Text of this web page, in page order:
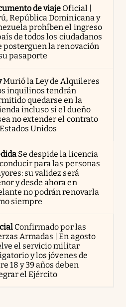
de viaje Oficial |
República Dominicana y
prohíben el ingreso
de todos los ciudadanos
posterguen la renovación
pasaporte
Murió la Ley de Alquileres
inquilinos tendrán
quedarse en la
incluso si el dueño
no extender el contrato
Unidos
Se despide la licencia
para las personas
su validez será
y desde ahora en
no podrán renovarla
siempre
Confirmado por las
Armadas | En agosto
el servicio militar
y los jóvenes de
18 y 39 años deben
el Ejército